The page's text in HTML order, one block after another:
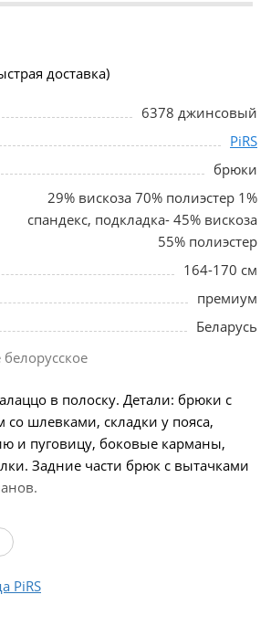
доставка)
6378 джинсовый
PiRS
брюки
29% вискоза 70% полиэстер 1%
спандекс, подкладка- 45% вискоза
55% полиэстер
164-170 см
премиум
Беларусь
в полоску. Детали: брюки с
шлевками, складки у пояса,
и пуговицу, боковые карманы,
Задние части брюк с вытачками
шву с поясом около 109,5 см,
PiRS